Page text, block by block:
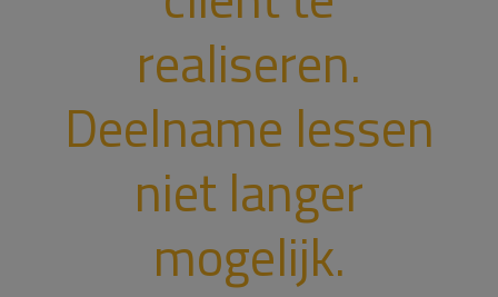
realiseren.
Deelname lessen
niet langer
mogelijk.